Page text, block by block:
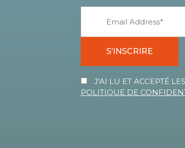
S’INSCRIRE
J'AI LU ET ACCEPTÉ
POLITIQUE DE